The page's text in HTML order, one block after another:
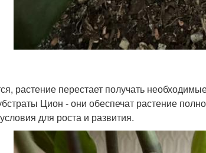
растение перестает получать
Цион - они обеспечат растение
для роста и развития.